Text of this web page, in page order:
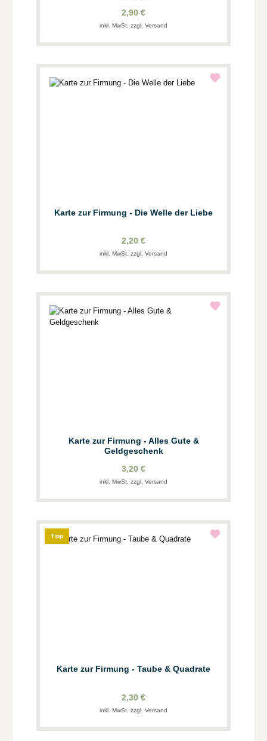
2,90 €
inkl. MwSt. zzgl. Versand
Karte zur Firmung - Die Welle der Liebe
2,20 €
inkl. MwSt. zzgl. Versand
Karte zur Firmung - Alles Gute &
Geldgeschenk
3,20 €
inkl. MwSt. zzgl. Versand
Tipp
Karte zur Firmung - Taube & Quadrate
2,30 €
inkl. MwSt. zzgl. Versand